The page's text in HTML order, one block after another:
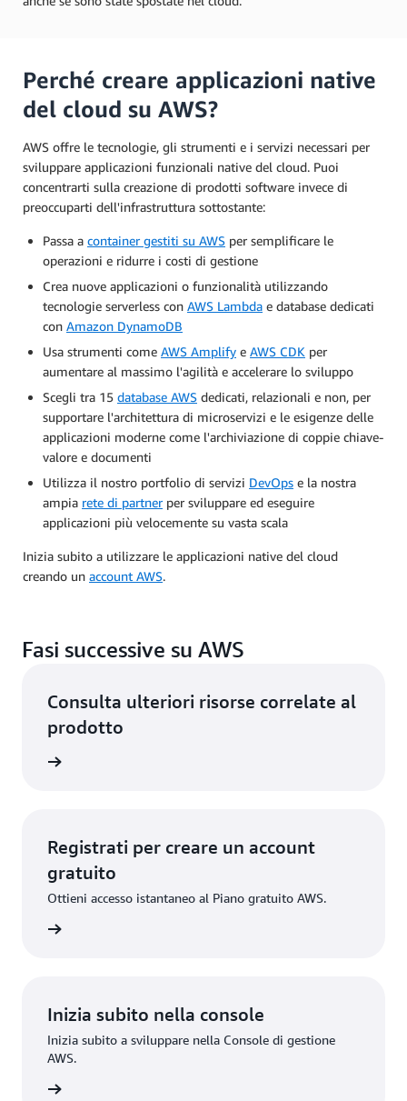
Perché creare applicazioni native
del cloud su AWS?
AWS offre le tecnologie, gli strumenti e i servizi necessari per
sviluppare applicazioni funzionali native del cloud. Puoi
concentrarti sulla creazione di prodotti software invece di
preoccuparti dell'infrastruttura sottostante:
Passa a container gestiti su AWS per semplificare le
operazioni e ridurre i costi di gestione
Crea nuove applicazioni o funzionalità utilizzando
tecnologie serverless con AWS Lambda e database dedicati
con Amazon DynamoDB
Usa strumenti come AWS Amplify e AWS CDK per
aumentare al massimo l'agilità e accelerare lo sviluppo
Scegli tra 15 database AWS dedicati, relazionali e non, per
supportare l'architettura di microservizi e le esigenze delle
applicazioni moderne come l'archiviazione di coppie chiave-
valore e documenti
Utilizza il nostro portfolio di servizi DevOps e la nostra
ampia rete di partnerper sviluppare ed eseguire
applicazioni più velocemente su vasta scala
Inizia subito a utilizzare le applicazioni native del cloud
creando un account AWS.
Fasi successive su AWS
Consulta ulteriori risorse correlate al
prodotto
Registrati per creare un account
gratuito
Ottieni accesso istantaneo al Piano gratuito AWS.
Inizia subito nella console
Inizia subito a sviluppare nella Console di gestione
AWS.